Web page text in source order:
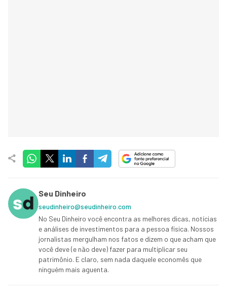
Seu Dinheiro
seudinheiro@seudinheiro.com
No Seu Dinheiro você encontra as melhores dicas, notícias
e análises de investimentos para a pessoa física. Nossos
jornalistas mergulham nos fatos e dizem o que acham que
você deve (e não deve) fazer para multiplicar seu
patrimônio. E claro, sem nada daquele economês que
ninguém mais aguenta.